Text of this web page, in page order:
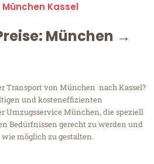
Kassel
München →
Transport von München nach Kassel?
und kosteneffizienten
Umzugsservice München, die speziell
Bedürfnissen gerecht zu werden und
wie möglich zu gestalten.